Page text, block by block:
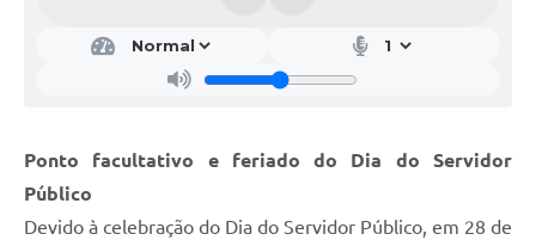
Jornal
Ponto facultativo e feriado do Dia do Servidor
Público
Devido à celebração do Dia do Servidor Público, em 28 de